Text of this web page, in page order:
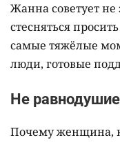
Жанна советует не
стесняться
самые тяжёлые
люди, готовые
Не
Почему женщина,